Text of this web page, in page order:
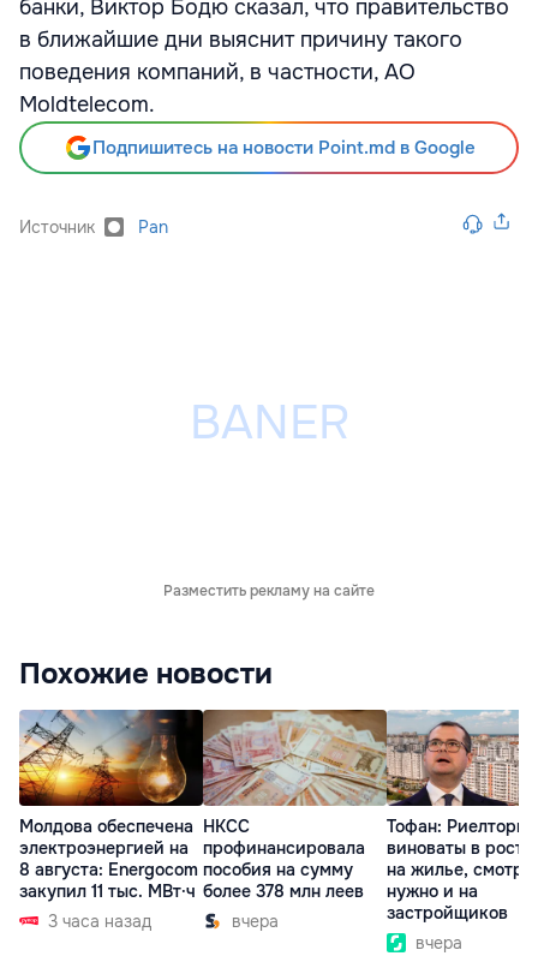
банки, Виктор Бодю сказал, что правительство
в ближайшие дни выяснит причину такого
поведения компаний, в частности, АО
Moldtelecom.
Подпишитесь на новости Point.md в Google
Источник Pan
Разместить рекламу на сайте
Похожие новости
Молдова обеспечена
электроэнергией на
8 августа: Energocom
закупил 11 тыс. МВт·ч
3 часа назад
НКСС
профинансировала
пособия на сумму
более 378 млн леев
вчера
Тофан: Риелторы
виноваты в росте
на жилье,
нужно и на
застройщиков
вчера